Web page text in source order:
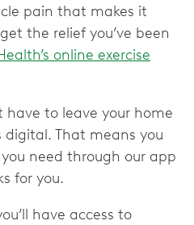
pain that makes it
the relief you’ve been
online exercise
have to leave your home
digital. That means you
need through our app
for you.
have access to